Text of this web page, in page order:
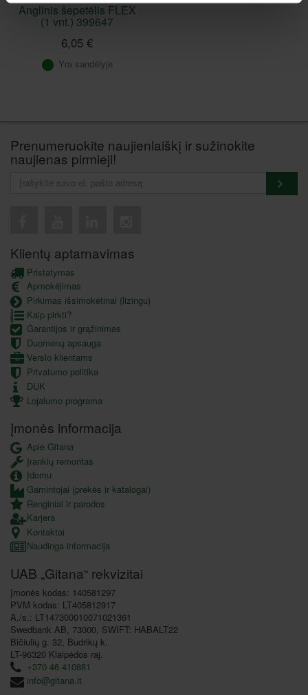
Anglinis šepetėlis FLEX
(1 vnt.) 399647
6,05 €
Yra sandėlyje
Prenumeruokite naujienlaiškį ir sužinokite
naujienas pirmieji!
Klientų aptarnavimas
Pristatymas
Apmokėjimas
Pirkimas išsimokėtinai (lizingu)
Kaip pirkti?
Garantijos ir grąžinimas
Duomenų apsauga
Verslo klientams
Privatumo politika
DUK
Lojalumo programa
Įmonės informacija
Apie Gitana
Įrankių remontas
Įdomu
Gamintojai (prekės ir katalogai)
Renginiai ir parodos
Karjera
Kontaktai
Naudinga informacija
UAB „Gitana“ rekvizitai
Įmonės kodas: 140581297
PVM kodas: LT405812917
A./s.: LT147300010071021361
Swedbank AB, 73000, SWIFT: HABALT22
Bičiulių g. 32, Budrikų k.
LT-96320 Klaipėdos raj.
+370 46 410881
info@gitana.lt